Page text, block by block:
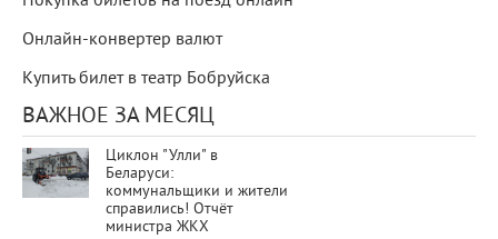
Онлайн-конвертер валют
Купить билет в театр Бобруйска
ВАЖНОЕ ЗА МЕСЯЦ
Циклон "Улли" в
Беларуси:
коммунальщики и жители
справились! Отчёт
министра ЖКХ